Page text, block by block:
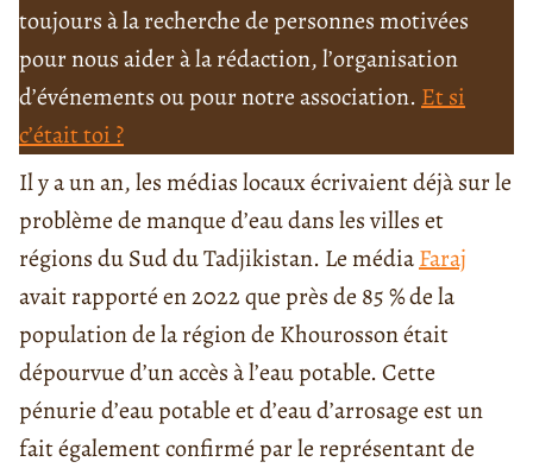
toujours à la recherche de personnes motivées
pour nous aider à la rédaction, l’organisation
d’événements ou pour notre association. Et si
c’était toi ?
Il y a un an, les médias locaux écrivaient déjà sur le
problème de manque d’eau dans les villes et
régions du Sud du Tadjikistan. Le médiaFaraj
avait rapporté en 2022 que près de 85 % de la
population de la région de Khourosson était
dépourvue d’un accès à l’eau potable. Cette
pénurie d’eau potable et d’eau d’arrosage est un
fait également confirmé par le représentant de